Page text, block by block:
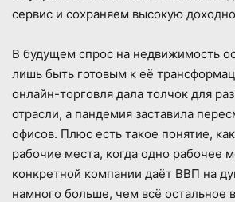
сервис и сохраняем высокую
В будущем спрос на недвижимость
лишь быть готовым к её
онлайн-торговля дала толчок для
отрасли, а пандемия заставила
офисов. Плюс есть такое понятие,
рабочие места, когда одно рабочее
конкретной компании даёт ВВП на
намного больше, чем всё остальное